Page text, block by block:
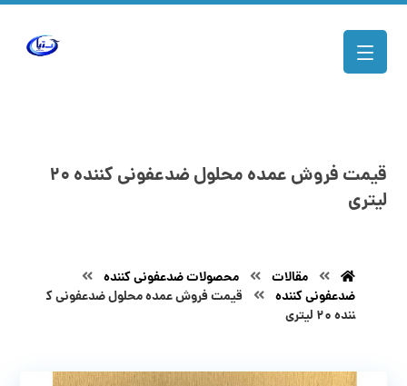
قیمت فروش عمده محلول ضدعفونی کننده ۲۰
لیتری
مقالات
محصولات ضدعفونی کننده
ضدعفونی کننده
قیمت فروش عمده محلول ضدعفونی ک
ننده ۲۰ لیتری